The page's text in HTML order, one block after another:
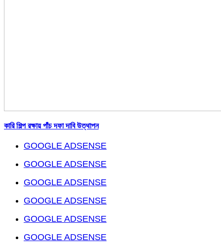
কারি শিল্প রক্ষায় পাঁচ দফা দাবি উত্থাপন
GOOGLE ADSENSE
GOOGLE ADSENSE
GOOGLE ADSENSE
GOOGLE ADSENSE
GOOGLE ADSENSE
GOOGLE ADSENSE